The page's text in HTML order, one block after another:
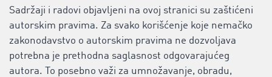
Sadržaji i radovi objavljeni na ovoj stranici su zaštićeni
autorskim pravima. Za svako korišćenje koje nemačko
zakonodavstvo o autorskim pravima ne dozvoljava
potrebna je prethodna saglasnost odgovarajućeg
autora. To posebno važi za umnožavanje, obradu,